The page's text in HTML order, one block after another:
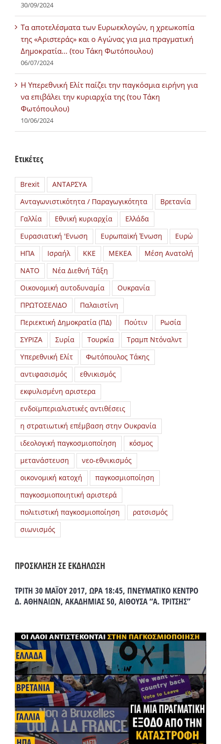
30/09/2024
Τα αποτελέσματα των Ευρωεκλογών, η χρεωκοπία
της «Αριστεράς» και ο Αγώνας για μια πραγματική
Δημοκρατία… (του Τάκη Φωτόπουλου)
06/07/2024
H Υπερεθνική Ελίτ παίζει την παγκόσμια ειρήνη για
να επιβάλει την κυριαρχία της (του Τάκη
Φωτόπουλου)
10/06/2024
Ετικέτες
Brexit
ΑΝΤΑΡΣΥΑ
Ανταγωνιστικότητα / Παραγωγικότητα
Βρετανία
Γαλλία
Εθνική κυριαρχία
Ελλάδα
Ευρασιατική 'Ενωση
Ευρωπαϊκή Ένωση
Ευρώ
ΗΠΑ
Ισραήλ ΚΚΕ ΜΕΚΕΑ
Μέση Ανατολή
ΝΑΤΟ
Νέα Διεθνή Τάξη
Οικονομική αυτοδυναμία
Ουκρανία
ΠΡΩΤΟΣΕΛΙΔΟ
Παλαιστίνη
Περιεκτική Δημοκρατία (ΠΔ)
Πούτιν
Ρωσία
ΣΥΡΙΖΑ
Συρία Τουρκία
Τραμπ Ντόναλντ
Υπερεθνική Ελίτ
Φωτόπουλος Τάκης
αντιφασισμός
εθνικισμός
εκφυλισμένη αριστερα
ενδοϊμπεριαλιστικές αντιθέσεις
η στρατιωτική επέμβαση στην Ουκρανία
ιδεολογική παγκοσμιοποίηση
κόσμος
μετανάστευση
νεο-εθνικισμός
οικονομική κατοχή
παγκοσμιοποίηση
παγκοσμιοποιητική αριστερά
πολιτιστική παγκοσμιοποίηση
ρατσισμός
σιωνισμός
ΠΡΟΣΚΛΗΣΗ ΣΕ ΕΚΔΗΛΩΣΗ
ΤΡΙΤΗ 30 ΜΑΪΟΥ 2017, ΩΡΑ 18:45, ΠΝΕΥΜΑΤΙΚΟ ΚΕΝΤΡΟ
Δ. ΑΘΗΝΑΙΩΝ, ΑΚΑΔΗΜΙΑΣ 50, ΑΙΘΟΥΣΑ “Α. ΤΡΙΤΣΗΣ”